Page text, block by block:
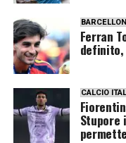
Ferran
CALCIO
Stupore